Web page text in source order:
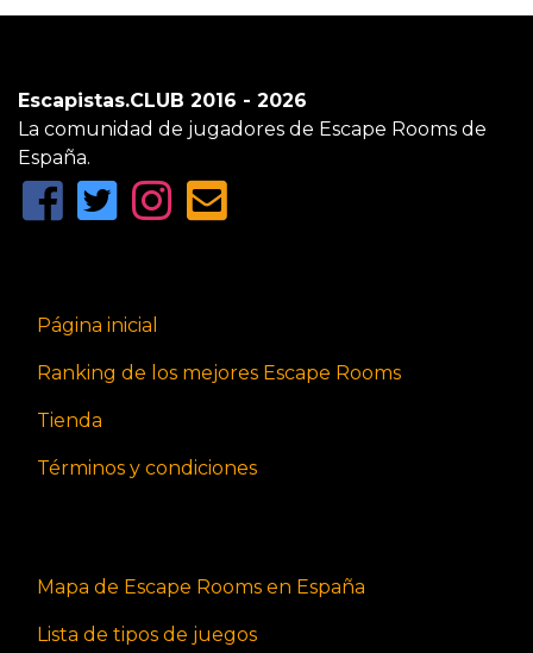
Escapistas.CLUB 2016 - 2026
La comunidad de jugadores de Escape Rooms de
España.
Página inicial
Ranking de los mejores Escape Rooms
Tienda
Términos y condiciones
Mapa de Escape Rooms en España
Lista de tipos de juegos